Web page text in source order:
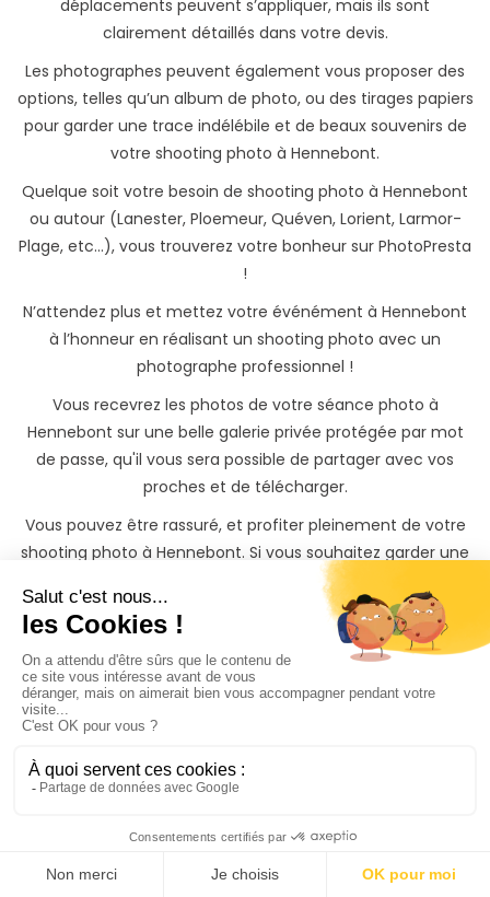
déplacements peuvent s’appliquer, mais ils sont
clairement détaillés dans votre devis.
Les photographes peuvent également vous proposer des
options, telles qu’un album de photo, ou des tirages papiers
pour garder une trace indélébile et de beaux souvenirs de
votre shooting photo à Hennebont.
Quelque soit votre besoin de shooting photo à Hennebont
ou autour (Lanester, Ploemeur, Quéven, Lorient, Larmor-
Plage, etc...), vous trouverez votre bonheur sur PhotoPresta
!
N’attendez plus et mettez votre événément à Hennebont
à l’honneur en réalisant un shooting photo avec un
photographe professionnel !
Vous recevrez les photos de votre séance photo à
Hennebont sur une belle galerie privée protégée par mot
de passe, qu'il vous sera possible de partager avec vos
proches et de télécharger.
Vous pouvez être rassuré, et profiter pleinement de votre
shooting photo à Hennebont. Si vous souhaitez garder une
trace inoubliable de votre shooting, il vous sera également
possible de commander des tirages photos papiers à des
tarifs préférentiels directement depuis votre galerie photo
privée.
Trouvez rapidement un
Photographe à Hennebont
même si vous n'avez
le temps de chercher
3 façons s'offrent à vous sur PhotoPresta pour trouver